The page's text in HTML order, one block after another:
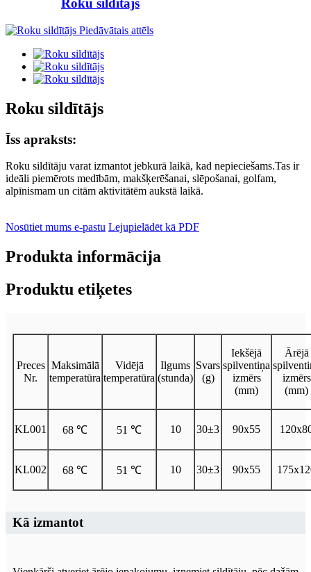
Roku sildītājs
Roku sildītājs
Īss apraksts:
Roku sildītāju varat izmantot jebkurā laikā, kad nepieciešams.Tas ir
ideāli piemērots medībām, makšķerēšanai, slēpošanai, golfam,
alpīnismam un citām aktivitātēm aukstā laikā.
Nosūtiet mums e-pastu Lejupielādēt kā PDF
Produkta informācija
Produktu etiķetes
Preces
Nr.
Maksimālā
temperatūra
Vidējā
temperatūra
Ilgums
(stunda)
Svars
(g)
Iekšējā
spilventiņa
izmērs
(mm)
Ārējā
izmērs
(mm)
KL001 68 ℃ 51 ℃ 10 30±3 90x55
KL002 68 ℃ 51 ℃ 10 30±3 90x55
Kā izmantot